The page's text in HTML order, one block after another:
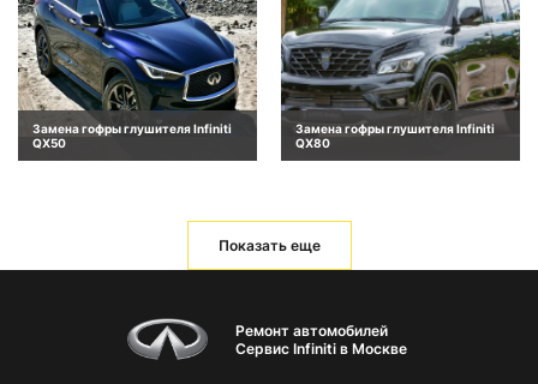
Замена гофры глушителя Infiniti
QX50
Замена гофры глушителя Infiniti
QX80
Показать еще
Ремонт автомобилей
Сервис Infiniti в Москве